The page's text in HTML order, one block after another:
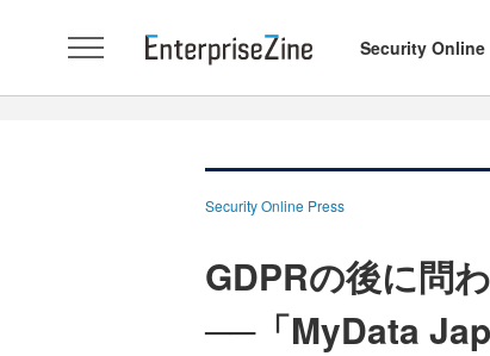
Security Online
Security Online Press
GDPRの後に問
──「MyData